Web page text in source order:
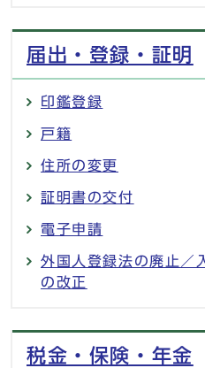
届出・登録・証明
印鑑登録
戸籍
住所の変更
証明書の交付
電子申請
外国人登録法の廃止／
の改正
税金・保険・年金